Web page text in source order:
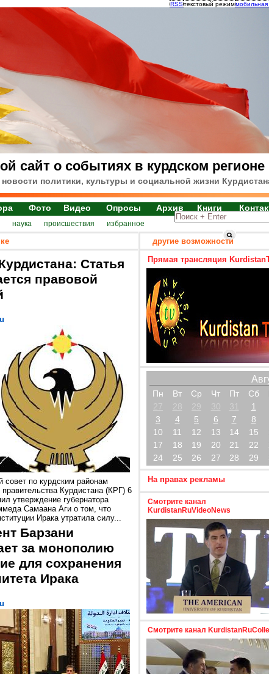
RSSтекстовый режиммобильная
сайт о событиях в курдском регионе
политики, культуры и социальной жизни
Фото Видео Опросы Архив Книги
наука происшествия избранное
Статья
правовой
совет по курдским районам
правительства Курдистана (КРГ) 6
утверждение губернатора
Самаана Аги о том, что
Ирака утратила силу...
Барзани
за монополию
для сохранения
Ирака
другие возможности
Прямая трансляция
Пн Вт Ср Чт Пт Сб
27
28 29 30 31 1
3
4 5 6 7 8
10
11 12 13 14 15
17
18 19 20 21 22
24
25 26 27 28 29
На правах рекламы
Смотрите канал
KurdistanRuVideoNews
Смотрите канал